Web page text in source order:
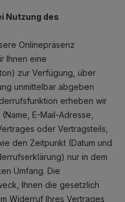
Nutzung des
Onlinepräsenz
Ihnen eine
zur Verfügung, über
unmittelbar abgeben
erheben wir
E-Mail-Adresse,
oder Vertragsteils,
den Zeitpunkt (Datum und
nur in dem
Umfang. Die
Ihnen die gesetzlich
Widerruf Ihres Vertrages